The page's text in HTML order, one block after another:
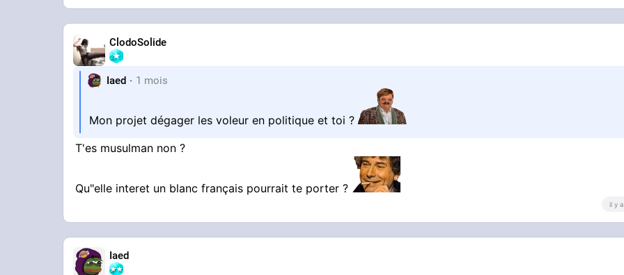
ClodoSolide
Iaed 1 mois
Mon projet dégager les voleur en politique et toi ?
T'es musulman non ?
Qu"elle interet un blanc français pourrait te porter ?
il y
Iaed